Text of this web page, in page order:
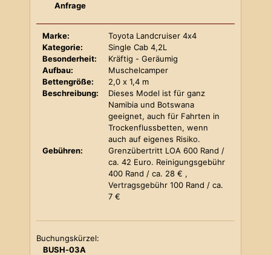
Anfrage
Marke:
Toyota Landcruiser 4x4
Kategorie:
Single Cab 4,2L
Besonderheit:
Kräftig - Geräumig
Aufbau:
Muschelcamper
Bettengröße:
2,0 x 1,4 m
Beschreibung:
Dieses Model ist für ganz
Namibia und Botswana
geeignet, auch für Fahrten in
Trockenflussbetten, wenn
auch auf eigenes Risiko.
Gebühren:
Grenzübertritt LOA 600 Rand /
ca. 42 Euro. Reinigungsgebühr
400 Rand / ca. 28 € ,
Vertragsgebühr 100 Rand / ca.
7 €
Buchungskürzel:
BUSH-03A